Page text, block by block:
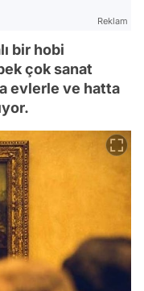
Reklam
bir hobi
çok sanat
evlerle ve hatta